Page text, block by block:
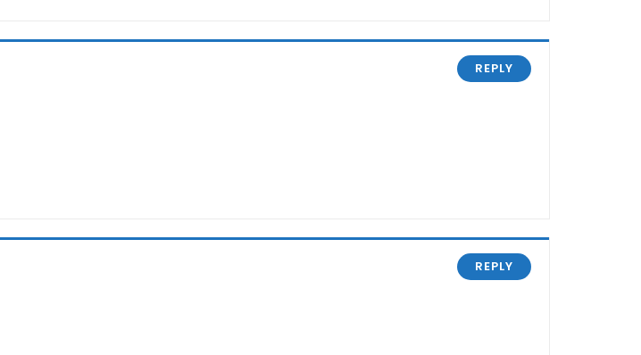
REPLY
REPLY